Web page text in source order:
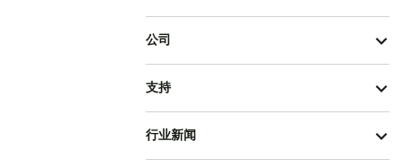
公司
支持
行业新闻